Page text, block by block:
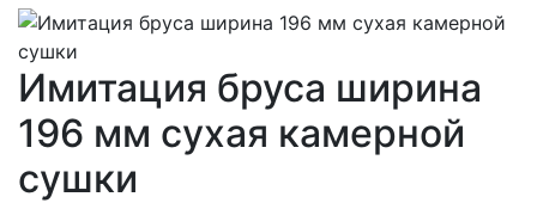
Имитация бруса ширина
196 мм сухая камерной
сушки